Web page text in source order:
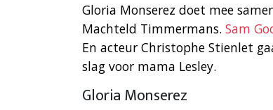
Gloria Monserez doet mee
Machteld Timmermans. Sam
En acteur Christophe Stienlet
slag voor mama Lesley.
Gloria Monserez